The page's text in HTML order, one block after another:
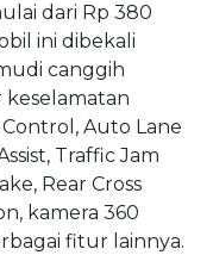
dari Rp 380
ini dibekali
canggih
keselamatan
, Auto Lane
, Traffic Jam
, Rear Cross
, kamera 360
fitur lainnya.